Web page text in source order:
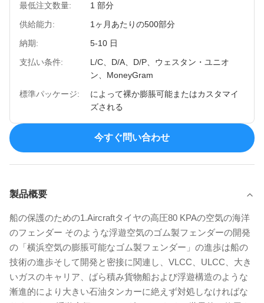
最低注文数量:
1 部分
供給能力:
1ヶ月あたりの500部分
納期:
5-10 日
支払い条件:
L/C、D/A、D/P、ウェスタン・ユニオ
ン、MoneyGram
標準パッケージ:
によって裸か膨脹可能またはカスタマイ
ズされる
今すぐ問い合わせ
製品概要
船の保護のための1.Aircraftタイヤの高圧80 KPAの空気の海洋
のフェンダー そのような浮遊空気のゴム製フェンダーの開発
の「横浜空気の膨脹可能なゴム製フェンダー」の進歩は船の
技術の進歩そして開発と密接に関連し、VLCC、ULCC、大き
いガスのキャリア、ばら積み貨物船および浮遊構造のような
漸進的により大きい石油タンカーに絶えず対処しなければな